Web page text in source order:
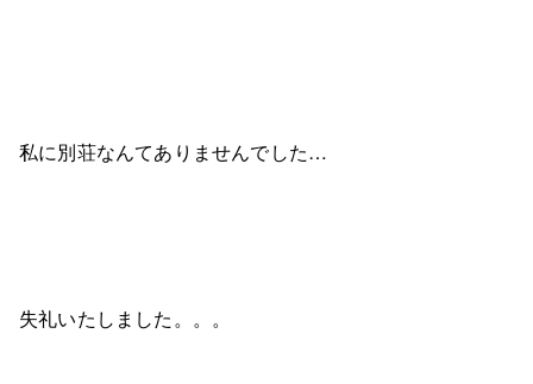
私に別荘なんてありませんでした…
失礼いたしました。。。